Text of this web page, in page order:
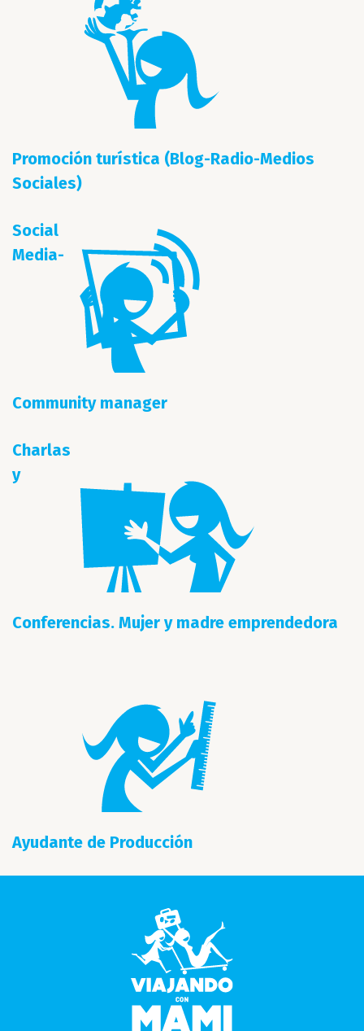
Promoción turística (Blog-Radio-Medios
Sociales)
Social
Media-
Community manager
Charlas
y
Conferencias. Mujer y madre emprendedora
Ayudante de Producción